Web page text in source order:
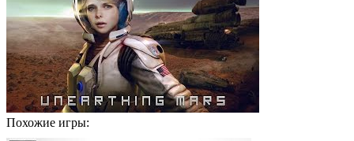
Похожие игры: